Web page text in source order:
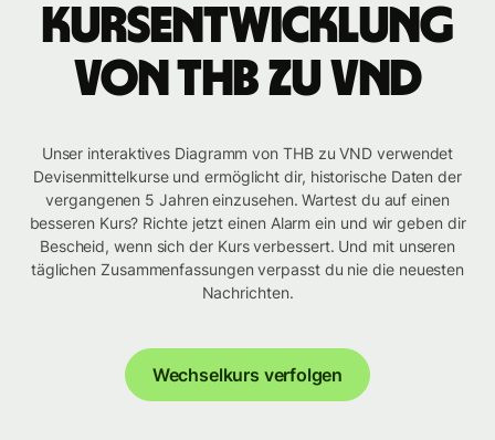
Kursentwicklung
von THB zu VND
Unser interaktives Diagramm von THB zu VND verwendet
Devisenmittelkurse und ermöglicht dir, historische Daten der
vergangenen 5 Jahren einzusehen. Wartest du auf einen
besseren Kurs? Richte jetzt einen Alarm ein und wir geben dir
Bescheid, wenn sich der Kurs verbessert. Und mit unseren
täglichen Zusammenfassungen verpasst du nie die neuesten
Nachrichten.
Wechselkurs verfolgen